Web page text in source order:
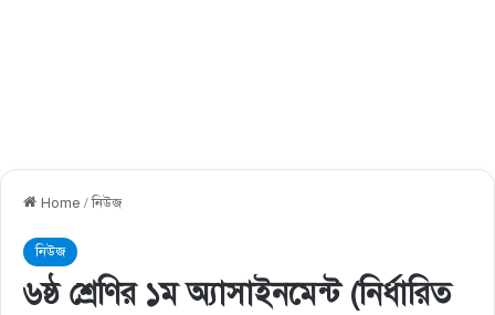
Home /নিউজ
নিউজ
৬ষ্ঠ শ্রেণির ১ম অ্যাসাইনমেন্ট (নির্ধারিত